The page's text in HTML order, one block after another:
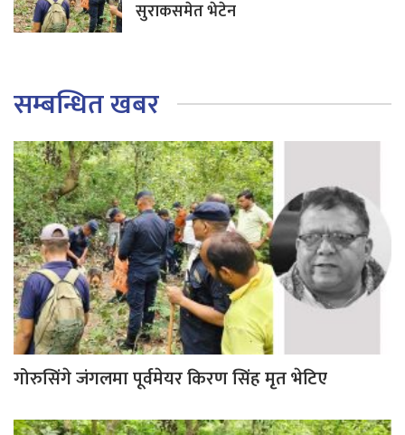
सुराकसमेत भेटेन
सम्बन्धित खबर
गोरुसिंगे जंगलमा पूर्वमेयर किरण सिंह मृत भेटिए